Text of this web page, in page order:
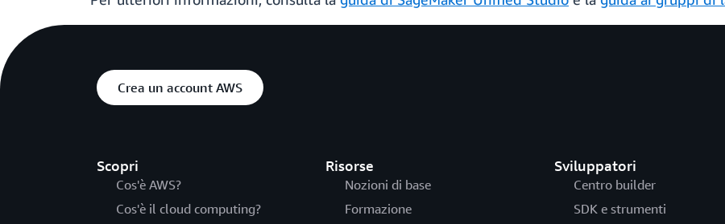
Crea un account AWS
Scopri
Cos'è AWS?
Cos'è il cloud computing?
Risorse
Nozioni di base
Formazione
Sviluppatori
Centro builder
SDK e strumenti